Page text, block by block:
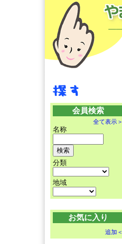
会員検索
全て表示＞
名称
分類
地域
お気に入り
追加＜